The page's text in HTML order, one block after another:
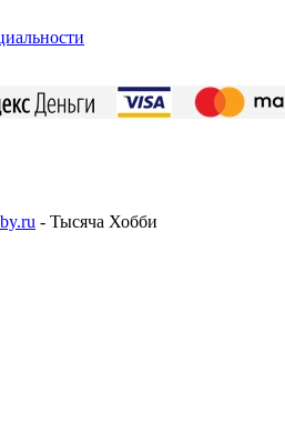
- Тысяча Хобби